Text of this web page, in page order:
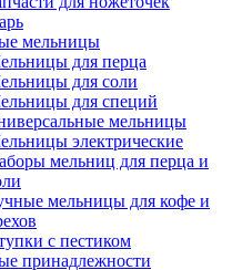
мельницы
для перца
для соли
для специй
мельницы
электрические
мельниц для перца и
мельницы для кофе и
с пестиком
принадлежности